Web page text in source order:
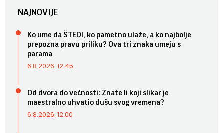
NAJNOVIJE
Ko ume da ŠTEDI, ko pametno ulaže, a ko najbolje
prepozna pravu priliku? Ova tri znaka umeju s
parama
6.8.2026. 12:45
Od dvora do večnosti: Znate li koji slikar je
maestralno uhvatio dušu svog vremena?
6.8.2026. 12:00